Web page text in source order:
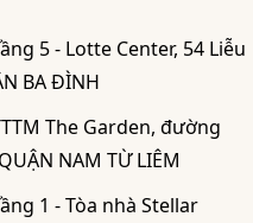
5 - Lotte Center, 54 Liễu
BA ĐÌNH
The Garden, đường
NAM TỪ LIÊM
1 - Tòa nhà Stellar